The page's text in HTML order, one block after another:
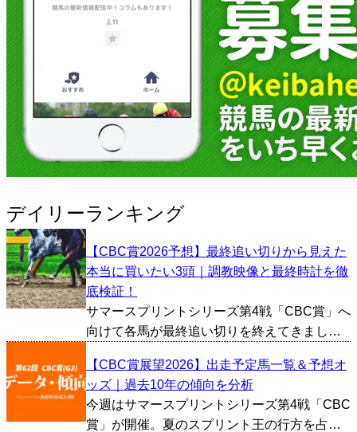
デイリーランキング
【CBC賞2026予想】最終追い切りから見えた
本当に買いたい3頭｜調教映像と最終時計を徹
底検証！
サマースプリントシリーズ第4戦「CBC賞」へ
向けて各馬が最終追い切りを終えてきまし
容などから総合的に好調馬を判断し、とくに
評価が高かった馬を3頭ピックアップしまし
た。 レイピア（...
【CBC賞展望2026】出走予定馬一覧＆予想オ
ッズ｜過去10年の傾向を分析
今週はサマースプリントシリーズ第4戦「CBC
賞」が開催。夏のスプリント王の行方を占う